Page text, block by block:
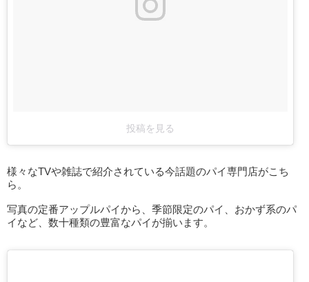
投稿を見る
様々なTVや雑誌で紹介されている今話題のパイ専門店がこち
ら。
写真の定番アップルパイから、季節限定のパイ、おかず系のパ
イなど、数十種類の豊富なパイが揃います。